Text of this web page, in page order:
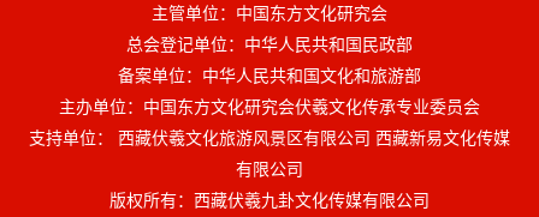
主管单位：中国东方文化研究会
总会登记单位：中华人民共和国民政部
备案单位：中华人民共和国文化和旅游部
主办单位：中国东方文化研究会伏羲文化传承专业委员会
支持单位： 西藏伏羲文化旅游风景区有限公司 西藏新易文化传媒
有限公司
版权所有：西藏伏羲九卦文化传媒有限公司